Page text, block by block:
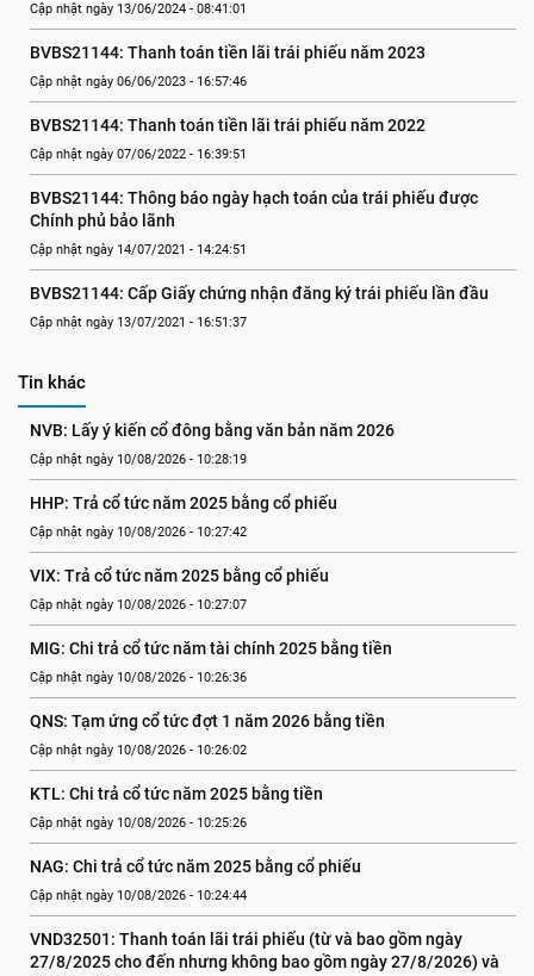
Cập nhật ngày 13/06/2024 - 08:41:01
BVBS21144: Thanh toán tiền lãi trái phiếu năm 2023
Cập nhật ngày 06/06/2023 - 16:57:46
BVBS21144: Thanh toán tiền lãi trái phiếu năm 2022
Cập nhật ngày 07/06/2022 - 16:39:51
BVBS21144: Thông báo ngày hạch toán của trái phiếu được
Chính phủ bảo lãnh
Cập nhật ngày 14/07/2021 - 14:24:51
BVBS21144: Cấp Giấy chứng nhận đăng ký trái phiếu lần đầu
Cập nhật ngày 13/07/2021 - 16:51:37
Tin khác
NVB: Lấy ý kiến cổ đông bằng văn bản năm 2026
Cập nhật ngày 10/08/2026 - 10:28:19
HHP: Trả cổ tức năm 2025 bằng cổ phiếu
Cập nhật ngày 10/08/2026 - 10:27:42
VIX: Trả cổ tức năm 2025 bằng cổ phiếu
Cập nhật ngày 10/08/2026 - 10:27:07
MIG: Chi trả cổ tức năm tài chính 2025 bằng tiền
Cập nhật ngày 10/08/2026 - 10:26:36
QNS: Tạm ứng cổ tức đợt 1 năm 2026 bằng tiền
Cập nhật ngày 10/08/2026 - 10:26:02
KTL: Chi trả cổ tức năm 2025 bằng tiền
Cập nhật ngày 10/08/2026 - 10:25:26
NAG: Chi trả cổ tức năm 2025 bằng cổ phiếu
Cập nhật ngày 10/08/2026 - 10:24:44
VND32501: Thanh toán lãi trái phiếu (từ và bao gồm ngày
27/8/2025 cho đến nhưng không bao gồm ngày 27/8/2026) và